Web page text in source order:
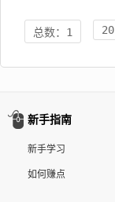
总数：1 20
新手指南
新手学习
如何赚点